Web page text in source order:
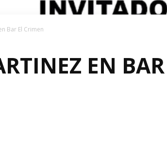
Bar El Crimen
EN